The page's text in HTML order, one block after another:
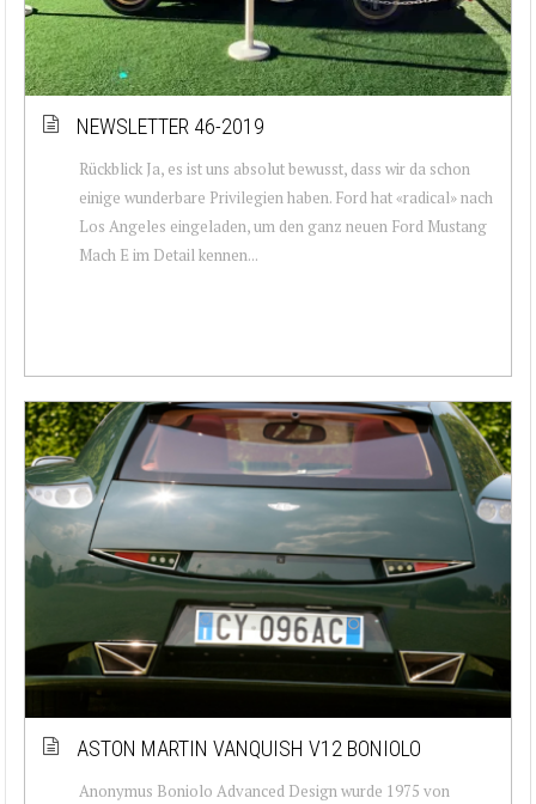
NEWSLETTER 46-2019
Rückblick Ja, es ist uns absolut bewusst, dass wir da schon
einige wunderbare Privilegien haben. Ford hat «radical» nach
Los Angeles eingeladen, um den ganz neuen Ford Mustang
Mach E im Detail kennen...
ASTON MARTIN VANQUISH V12 BONIOLO
Anonymus Boniolo Advanced Design wurde 1975 von